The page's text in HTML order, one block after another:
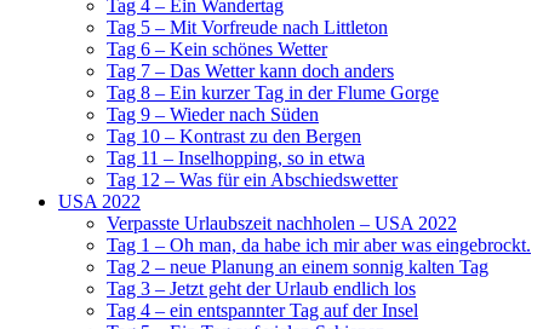
Tag 4 – Ein Wandertag
Tag 5 – Mit Vorfreude nach Littleton
Tag 6 – Kein schönes Wetter
Tag 7 – Das Wetter kann doch anders
Tag 8 – Ein kurzer Tag in der Flume Gorge
Tag 9 – Wieder nach Süden
Tag 10 – Kontrast zu den Bergen
Tag 11 – Inselhopping, so in etwa
Tag 12 – Was für ein Abschiedswetter
USA 2022
Verpasste Urlaubszeit nachholen – USA 2022
Tag 1 – Oh man, da habe ich mir aber was eingebrockt.
Tag 2 – neue Planung an einem sonnig kalten Tag
Tag 3 – Jetzt geht der Urlaub endlich los
Tag 4 – ein entspannter Tag auf der Insel